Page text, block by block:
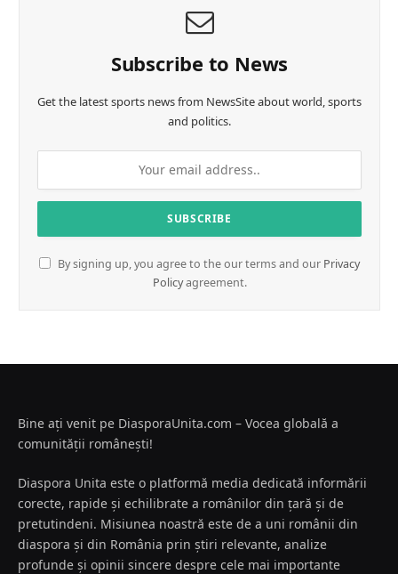
Subscribe to News
Get the latest sports news from NewsSite about world, sports
and politics.
By signing up, you agree to the our terms and our Privacy
Policyagreement.
Bine ați venit pe DiasporaUnita.com – Vocea globală a
comunității românești!
Diaspora Unita este o platformă media dedicată informării
corecte, rapide și echilibrate a românilor din țară și de
pretutindeni. Misiunea noastră este de a uni românii din
diaspora și din România prin știri relevante, analize
profunde și opinii sincere despre cele mai importante